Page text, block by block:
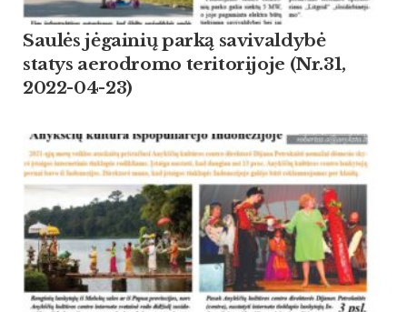
Saulės jėgainių parką savivaldybė
statys aerodromo teritorijoje (Nr.31,
2022-04-23)